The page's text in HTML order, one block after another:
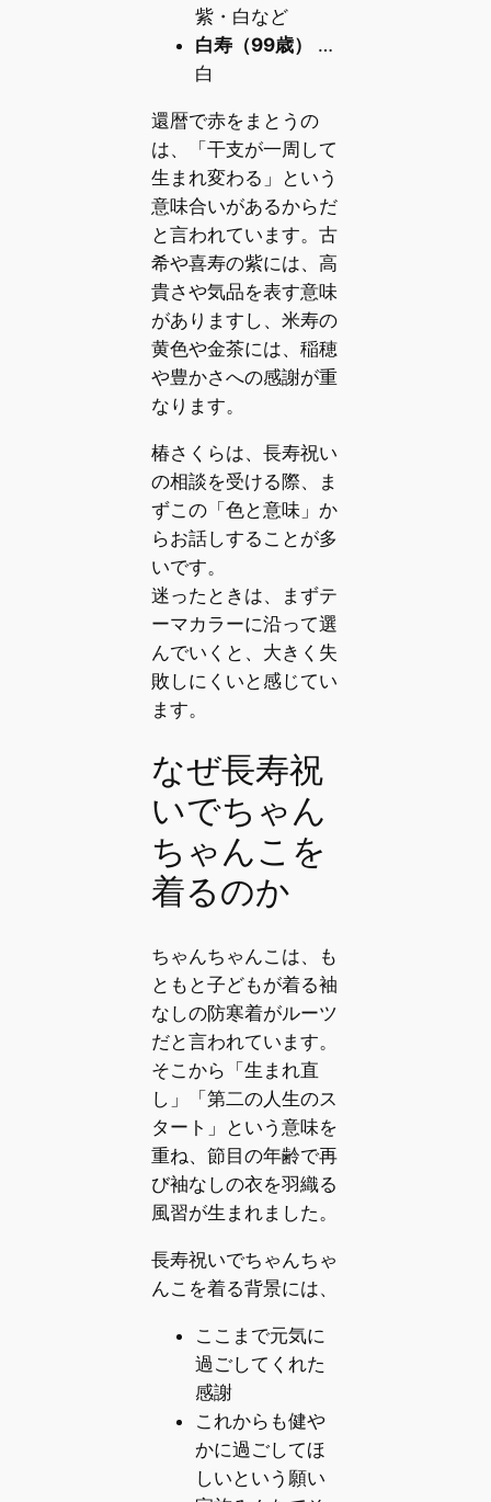
紫・白など
白寿（99歳）
…
白
還暦で赤をまとうの
は、「干支が一周して
生まれ変わる」という
意味合いがあるからだ
と言われています。古
希や喜寿の紫には、高
貴さや気品を表す意味
がありますし、米寿の
黄色や金茶には、稲穂
や豊かさへの感謝が重
なります。
椿さくらは、長寿祝い
の相談を受ける際、ま
ずこの「色と意味」か
らお話しすることが多
いです。
迷ったときは、まずテ
ーマカラーに沿って選
んでいくと、大きく失
敗しにくいと感じてい
ます。
なぜ長寿祝
いでちゃん
ちゃんこを
着るのか
ちゃんちゃんこは、も
ともと子どもが着る袖
なしの防寒着がルーツ
だと言われています。
そこから「生まれ直
し」「第二の人生のス
タート」という意味を
重ね、節目の年齢で再
び袖なしの衣を羽織る
風習が生まれました。
長寿祝いでちゃんちゃ
んこを着る背景には、
ここまで元気に
過ごしてくれた
感謝
これからも健や
かに過ごしてほ
しいという願い